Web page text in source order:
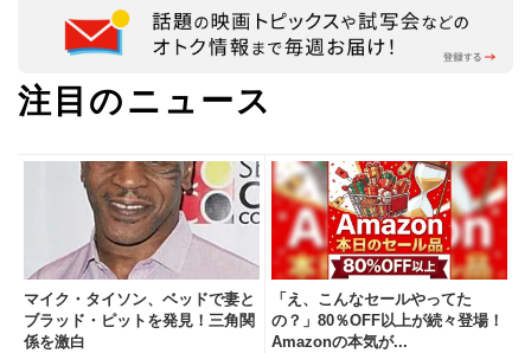
注目のニュース
マイク・タイソン、ベッドで妻と
ブラッド・ピットを発見！三角関
係を激白
「え、こんなセールやってた
の？」80％OFF以上が続々登場！
Amazonの本気が...